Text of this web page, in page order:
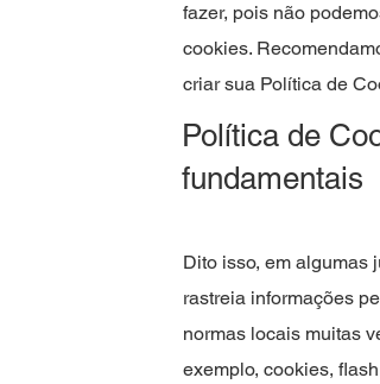
fazer, pois não
cookies.
criar sua Política de
Política de
fundamentais
Dito isso, em algumas
rastreia informações
normas locais muitas
exemplo, cookies,